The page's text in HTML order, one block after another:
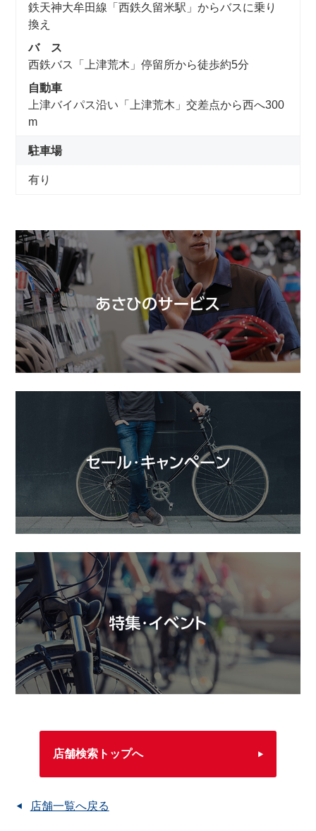
鉄天神大牟田線「西鉄久留米駅」からバスに乗り
換え
バ ス
西鉄バス「上津荒木」停留所から徒歩約5分
自動車
上津バイパス沿い「上津荒木」交差点から西へ300
m
駐車場
有り
店舗検索トップへ
店舗一覧へ戻る